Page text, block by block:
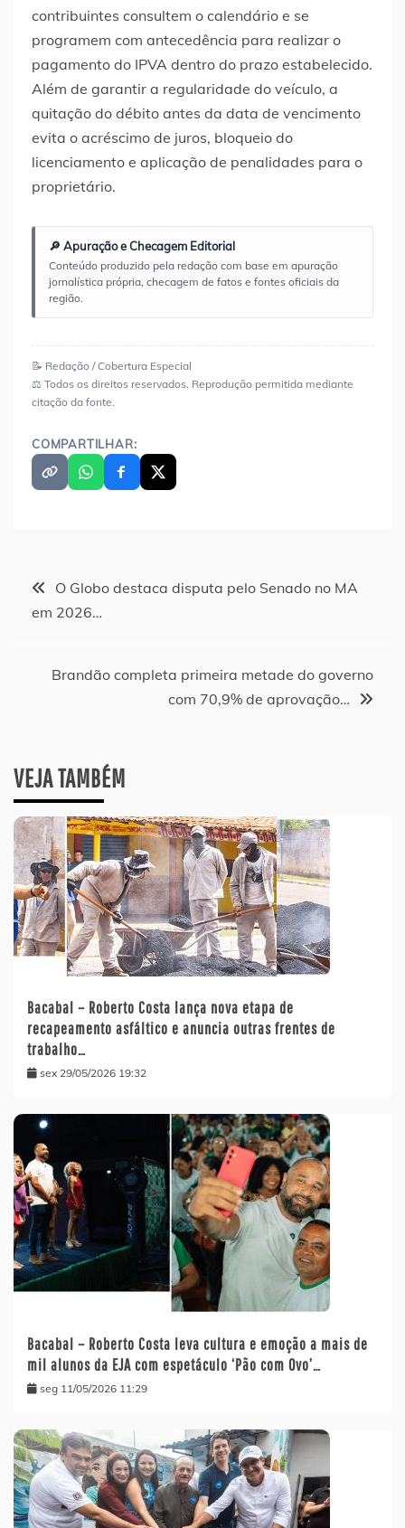
contribuintes consultem o calendário e se
programem com antecedência para realizar o
pagamento do IPVA dentro do prazo estabelecido.
Além de garantir a regularidade do veículo, a
quitação do débito antes da data de vencimento
evita o acréscimo de juros, bloqueio do
licenciamento e aplicação de penalidades para o
proprietário.
🔎 Apuração e Checagem Editorial
Conteúdo produzido pela redação com base em apuração
jornalística própria, checagem de fatos e fontes oficiais da
região.
📝 Redação / Cobertura Especial
⚖️ Todos os direitos reservados. Reprodução permitida mediante
citação da fonte.
COMPARTILHAR:
Navegação
Post
O Globo destaca disputa pelo Senado no MA
em 2026…
Brandão completa primeira metade do governo
com 70,9% de aprovação…
VEJA TAMBÉM
Bacabal – Roberto Costa lança nova etapa de
recapeamento asfáltico e anuncia outras frentes de
trabalho…
sex 29/05/2026 19:32
Bacabal – Roberto Costa leva cultura e emoção a mais de
mil alunos da EJA com espetáculo ‘Pão com Ovo’…
seg 11/05/2026 11:29